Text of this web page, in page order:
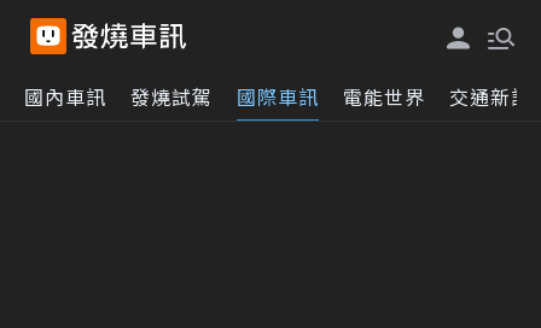
國內車訊 發燒試駕 國際車訊 電能世界 交通新訊